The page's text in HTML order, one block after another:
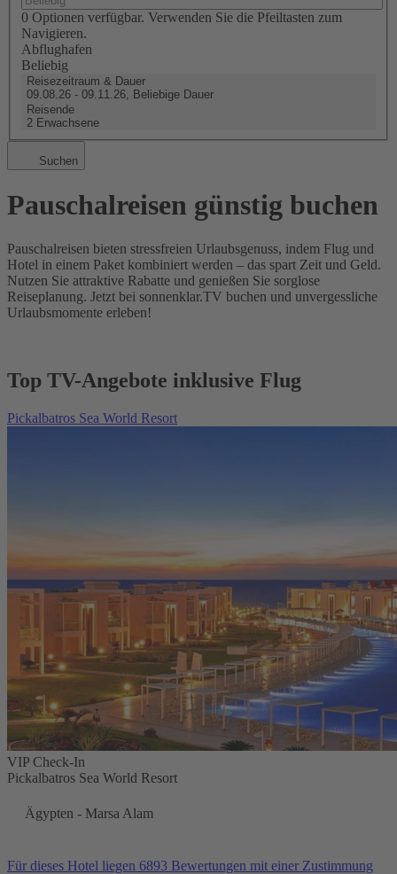
0 Optionen verfügbar. Verwenden Sie die Pfeiltasten zum
Navigieren.
Abflughafen
Beliebig
Reisezeitraum & Dauer
09.08.26 - 09.11.26, Beliebige Dauer
Reisende
2 Erwachsene
Suchen
Pauschalreisen günstig buchen
Pauschalreisen bieten stressfreien Urlaubsgenuss, indem Flug und
Hotel in einem Paket kombiniert werden – das spart Zeit und Geld.
Nutzen Sie attraktive Rabatte und genießen Sie sorglose
Reiseplanung. Jetzt bei sonnenklar.TV buchen und unvergessliche
Urlaubsmomente erleben!
Top TV-Angebote inklusive Flug
Pickalbatros Sea World Resort
VIP Check-In
Pickalbatros Sea World Resort
Ägypten - Marsa Alam
Für dieses Hotel liegen 6893 Bewertungen mit einer Zustimmung